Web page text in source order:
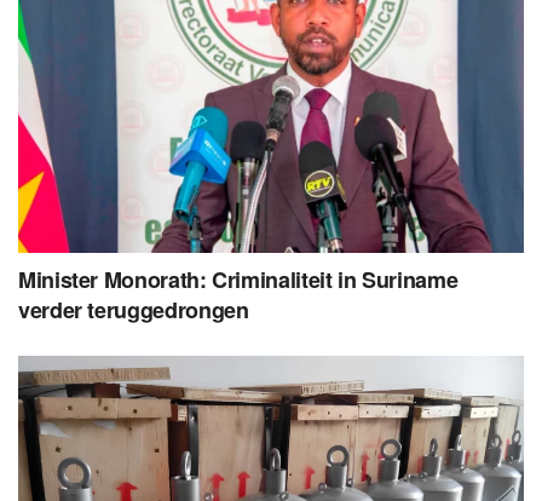
Minister Monorath: Criminaliteit in Suriname
verder teruggedrongen